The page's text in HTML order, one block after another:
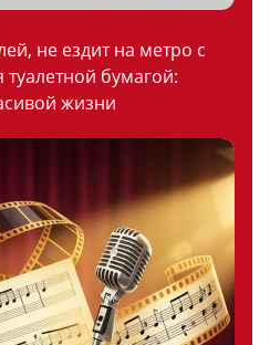
не ездит на метро с
туалетной бумагой:
жизни